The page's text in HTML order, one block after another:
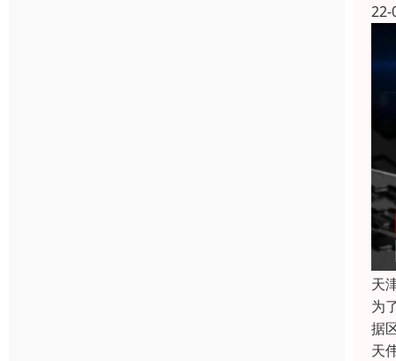
22-
天
为
据
天